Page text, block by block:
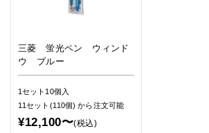
三菱 蛍光ペン ウィンド
ウ ブルー
1セット10個入
11セット(110個)から注文可能
¥12,100〜(税込)